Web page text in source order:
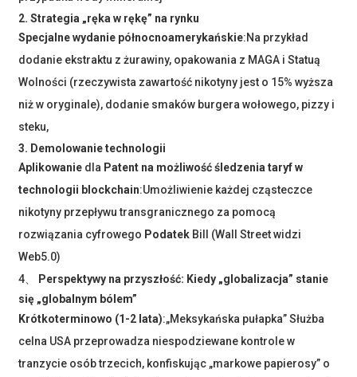
2. Strategia „ręka w rękę” na rynku
Specjalne wydanie północnoamerykańskie:Na przykład
dodanie ekstraktu z żurawiny, opakowania z MAGA i Statuą
Wolności (rzeczywista zawartość nikotyny jest o 15% wyższa
niż w oryginale), dodanie smaków burgera wołowego, pizzy i
steku,
3. Demolowanie technologii
Aplikowaniedla Patent na możliwość śledzenia taryf w
technologii blockchain:Umożliwienie każdej cząsteczce
nikotyny przepływu transgranicznego za pomocą
rozwiązania cyfrowego PodatekBill (Wall Street widzi
Web5.0)
4、
Perspektywy na przyszłość: Kiedy „globalizacja” stanie
się „globalnym bólem”
Krótkoterminowo (1-2 lata):„Meksykańska pułapka” Służba
celna USA przeprowadza niespodziewane kontrole w
tranzycie osób trzecich, konfiskując „markowe papierosy” o